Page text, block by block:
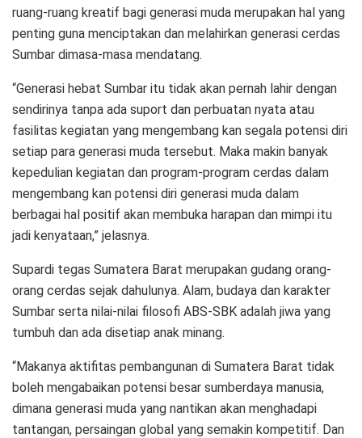
ruang-ruang kreatif bagi generasi muda merupakan hal yang
penting guna menciptakan dan melahirkan generasi cerdas
Sumbar dimasa-masa mendatang.
“Generasi hebat Sumbar itu tidak akan pernah lahir dengan
sendirinya tanpa ada suport dan perbuatan nyata atau
fasilitas kegiatan yang mengembang kan segala potensi diri
setiap para generasi muda tersebut. Maka makin banyak
kepedulian kegiatan dan program-program cerdas dalam
mengembang kan potensi diri generasi muda dalam
berbagai hal positif akan membuka harapan dan mimpi itu
jadi kenyataan,” jelasnya.
Supardi tegas Sumatera Barat merupakan gudang orang-
orang cerdas sejak dahulunya. Alam, budaya dan karakter
Sumbar serta nilai-nilai filosofi ABS-SBK adalah jiwa yang
tumbuh dan ada disetiap anak minang.
“Makanya aktifitas pembangunan di Sumatera Barat tidak
boleh mengabaikan potensi besar sumberdaya manusia,
dimana generasi muda yang nantikan akan menghadapi
tantangan, persaingan global yang semakin kompetitif. Dan